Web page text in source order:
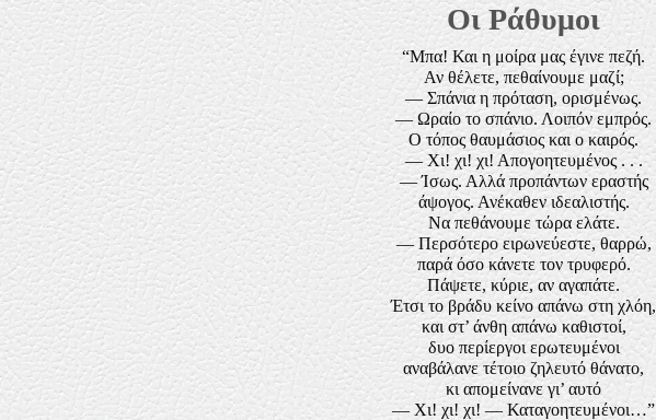
Οι Ράθυμοι
“Μπα! Και η μοίρα μας έγινε πεζή.
Αν θέλετε, πεθαίνουμε μαζί;
— Σπάνια η πρόταση, ορισμένως.
— Ωραίο το σπάνιο. Λοιπόν εμπρός.
Ο τόπος θαυμάσιος και ο καιρός.
— Χι! χι! χι! Απογοητευμένος . . .
— Ίσως. Αλλά προπάντων εραστής
άψογος. Ανέκαθεν ιδεαλιστής.
Να πεθάνουμε τώρα ελάτε.
— Περσότερο ειρωνεύεστε, θαρρώ,
παρά όσο κάνετε τον τρυφερό.
Πάψετε, κύριε, αν αγαπάτε.
Έτσι το βράδυ κείνο απάνω στη χλόη,
και στ’ άνθη απάνω καθιστοί,
δυο περίεργοι ερωτευμένοι
αναβάλανε τέτοιο ζηλευτό θάνατο,
κι απομείνανε γι’ αυτό
— Χι! χι! χι! — Καταγοητευμένοι…”